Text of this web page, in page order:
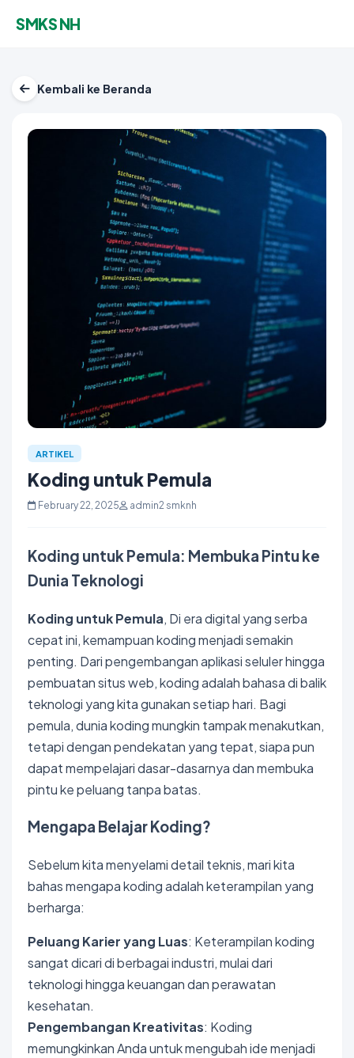
SMKS NH
Kembali ke Beranda
ARTIKEL
Koding untuk Pemula
February 22, 2025 admin2 smknh
Koding untuk Pemula: Membuka Pintu ke
Dunia Teknologi
Koding untuk Pemula, Di era digital yang serba
cepat ini, kemampuan koding menjadi semakin
penting. Dari pengembanganaplikasi selulerhingga
pembuatan situs web, koding adalah bahasa di balik
teknologi yang kita gunakan setiap hari. Bagi
pemula, duniakodingmungkin tampak menakutkan,
tetapi dengan pendekatan yang tepat, siapa pun
dapat mempelajari dasar-dasarnya dan membuka
pintu ke peluang tanpa batas.
Mengapa Belajar Koding?
Sebelum kita menyelami detail teknis, mari kita
bahas mengapa koding adalah keterampilan yang
berharga:
Peluang Karier yang Luas: Keterampilan koding
sangat dicari di berbagai industri, mulai dari
teknologi hingga keuangan dan perawatan
kesehatan.
Pengembangan Kreativitas: Koding
memungkinkan Anda untuk mengubah ide menjadi